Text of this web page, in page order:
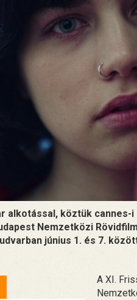
alkotással, köztük cannes-
Nemzetközi
június 1. és 7.
A XI.